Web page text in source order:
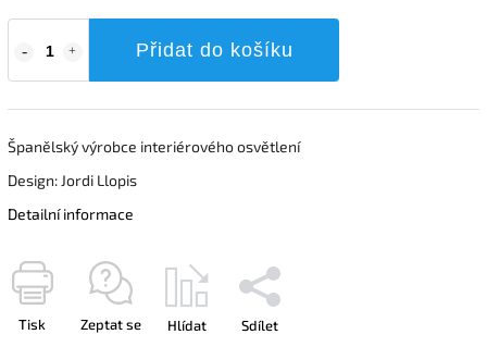
Přidat do košíku
Španělský výrobce interiérového osvětlení
Design: Jordi Llopis
Detailní informace
Tisk Zeptat se Hlídat Sdílet